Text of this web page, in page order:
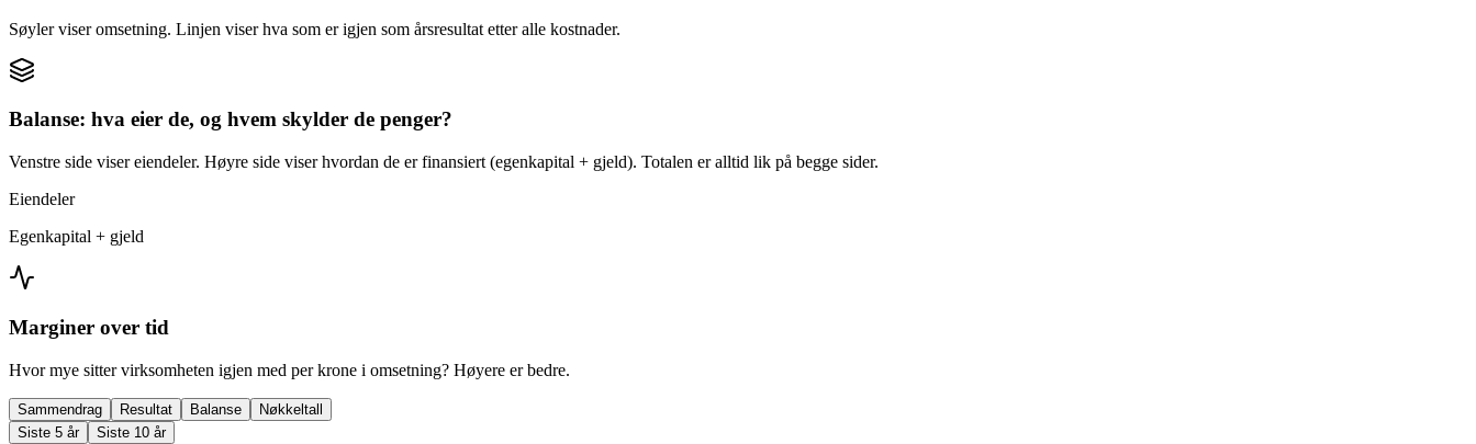
Søyler viser omsetning. Linjen viser hva som er igjen som årsresultat etter alle kostnader.
Balanse: hva eier de, og hvem skylder de penger?
Venstre side viser eiendeler. Høyre side viser hvordan de er finansiert (egenkapital + gjeld). Totalen er alltid lik på begge sider.
Eiendeler
Egenkapital + gjeld
Marginer over tid
Hvor mye sitter virksomheten igjen med per krone i omsetning? Høyere er bedre.
Sammendrag Resultat Balanse
Nøkkeltall
Siste 5 år
Siste 10 år